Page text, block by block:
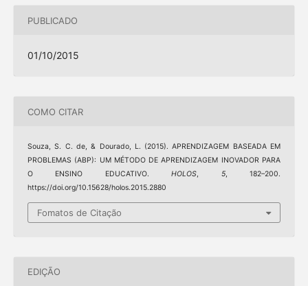
PUBLICADO
01/10/2015
COMO CITAR
Souza, S. C. de, & Dourado, L. (2015). APRENDIZAGEM BASEADA EM
PROBLEMAS (ABP): UM MÉTODO DE APRENDIZAGEM INOVADOR PARA
O ENSINO EDUCATIVO.HOLOS, 5, 182–200.
https://doi.org/10.15628/holos.2015.2880
Fomatos de Citação
EDIÇÃO